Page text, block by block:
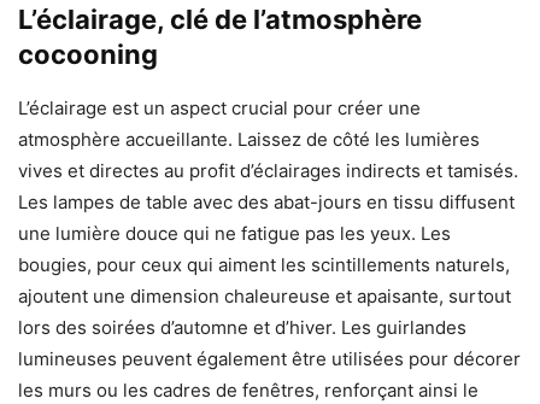
L’éclairage, clé de l’atmosphère
cocooning
L’éclairage est un aspect crucial pour créer une
atmosphère accueillante. Laissez de côté les lumières
vives et directes au profit d’éclairages indirects et tamisés.
Les lampes de table avec des abat-jours en tissu diffusent
une lumière douce qui ne fatigue pas les yeux. Les
bougies, pour ceux qui aiment les scintillements naturels,
ajoutent une dimension chaleureuse et apaisante, surtout
lors des soirées d’automne et d’hiver. Les guirlandes
lumineuses peuvent également être utilisées pour décorer
les murs ou les cadres de fenêtres, renforçant ainsi le